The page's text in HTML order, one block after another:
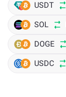
USDT
SOL
DOGE
USDC